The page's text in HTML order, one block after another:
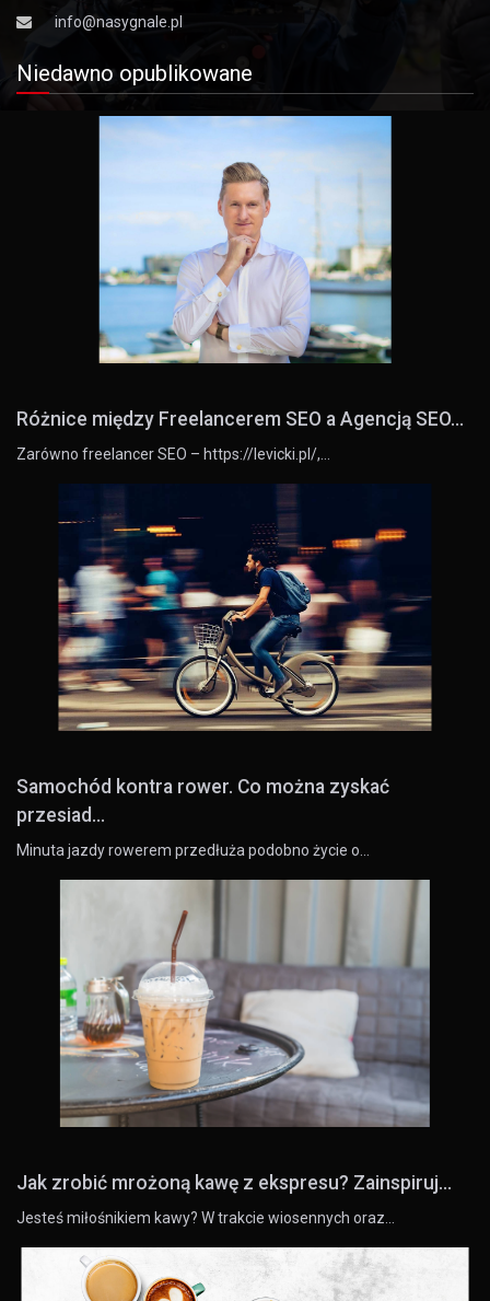
info@nasygnale.pl
Niedawno opublikowane
Różnice między Freelancerem SEO a Agencją SEO...
Zarówno freelancer SEO – https://levicki.pl/,…
Samochód kontra rower. Co można zyskać
przesiad...
Minuta jazdy rowerem przedłuża podobno życie o…
Jak zrobić mrożoną kawę z ekspresu? Zainspiruj...
Jesteś miłośnikiem kawy? W trakcie wiosennych oraz…